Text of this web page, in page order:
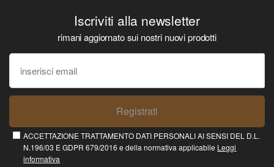
Iscriviti alla newsletter
rimani aggiornato sui nostri nuovi prodotti
Registrati
ACCETTAZIONE TRATTAMENTO DATI PERSONALI AI SENSI DEL D.L.
N.196/03 E GDPR 679/2016 e della normativa applicabile Leggi
informativa